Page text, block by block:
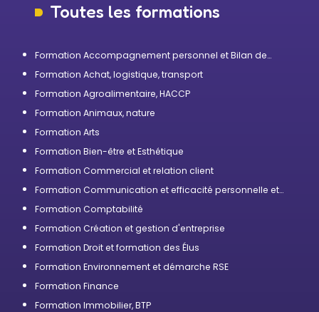
Toutes les formations
Formation Accompagnement personnel et Bilan de
Formation Achat, logistique, transport
Formation Agroalimentaire, HACCP
Formation Animaux, nature
Formation Arts
Formation Bien-être et Esthétique
Formation Commercial et relation client
Formation Communication et efficacité personnelle et
Formation Comptabilité
Formation Création et gestion d'entreprise
Formation Droit et formation des Élus
Formation Environnement et démarche RSE
Formation Finance
Formation Immobilier, BTP